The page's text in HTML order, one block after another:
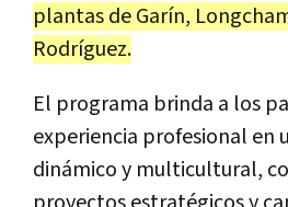
plantas de Garín,
Rodríguez.
El programa brinda a los
experiencia profesional en
dinámico y multicultural,